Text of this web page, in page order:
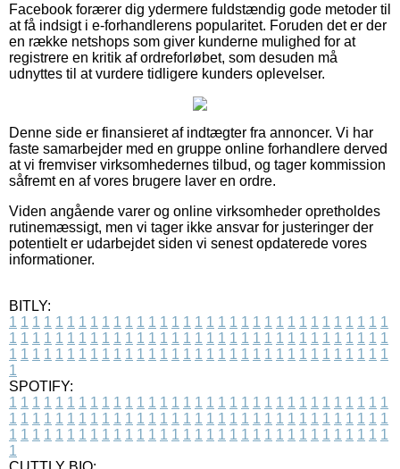
Facebook forærer dig ydermere fuldstændig gode metoder til
at få indsigt i e-forhandlerens popularitet. Foruden det er der
en række netshops som giver kunderne mulighed for at
registrere en kritik af ordreforløbet, som desuden må
udnyttes til at vurdere tidligere kunders oplevelser.
Denne side er finansieret af indtægter fra annoncer. Vi har
faste samarbejder med en gruppe online forhandlere derved
at vi fremviser virksomhedernes tilbud, og tager kommission
såfremt en af vores brugere laver en ordre.
Viden angående varer og online virksomheder opretholdes
rutinemæssigt, men vi tager ikke ansvar for justeringer der
potentielt er udarbejdet siden vi senest opdaterede vores
informationer.
BITLY:
1 1 1 1 1 1 1 1 1 1 1 1 1 1 1 1 1 1 1 1 1 1 1 1 1 1 1 1 1 1 1 1 1
1 1 1 1 1 1 1 1 1 1 1 1 1 1 1 1 1 1 1 1 1 1 1 1 1 1 1 1 1 1 1 1 1
1 1 1 1 1 1 1 1 1 1 1 1 1 1 1 1 1 1 1 1 1 1 1 1 1 1 1 1 1 1 1 1 1
1
SPOTIFY:
1 1 1 1 1 1 1 1 1 1 1 1 1 1 1 1 1 1 1 1 1 1 1 1 1 1 1 1 1 1 1 1 1
1 1 1 1 1 1 1 1 1 1 1 1 1 1 1 1 1 1 1 1 1 1 1 1 1 1 1 1 1 1 1 1 1
1 1 1 1 1 1 1 1 1 1 1 1 1 1 1 1 1 1 1 1 1 1 1 1 1 1 1 1 1 1 1 1 1
1